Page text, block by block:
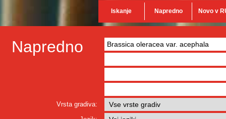
Iskanje Napredno Novo v
Napredno
Vrsta gradiva: